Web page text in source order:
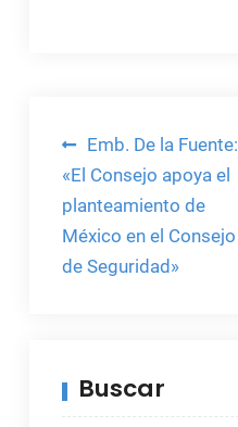
Navegación
de
entradas
Emb. De la Fuente:
«El Consejo apoya el
planteamiento de
México en el Consejo
de Seguridad»
Buscar